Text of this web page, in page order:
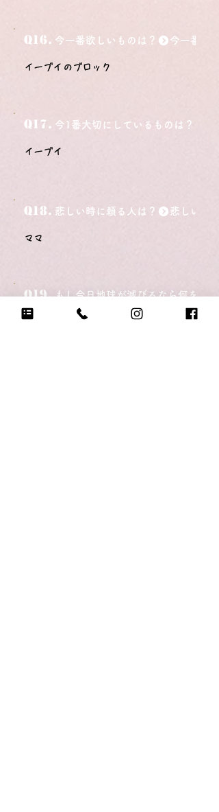
Q16. 今一番欲しいものは？
イーブイのブロック
Q17. 今1番大切にしているものは？
イーブイ
Q18. 悲しい時に頼る人は？
ママ
Q19. もし今日地球が滅びるなら何をする
地球をつくる